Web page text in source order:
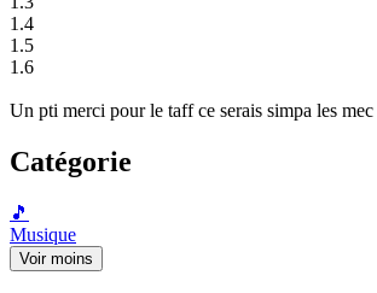
1.4
1.5
1.6
Un pti merci pour le taff ce serais simpa les
Catégorie
🎵
Musique
Voir moins